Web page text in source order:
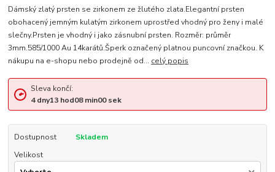
Dámský zlatý prsten se zirkonem ze žlutého zlata.Elegantní prsten
obohacený jemným kulatým zirkonem uprostřed vhodný pro ženy i malé
slečny.Prsten je vhodný i jako zásnubní prsten. Rozměr: průměr
3mm.585/1000 Au 14karátů.Šperk označený platnou puncovní značkou. K
nákupu na e-shopu nebo prodejně od... celý popis
Sleva končí:
4 dny13hod08min00sek
Dostupnost
Skladem
Velikost